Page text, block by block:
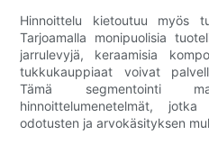
Hinnoittelu kietoutuu myös
Tarjoamalla monipuolisia
jarrulevyjä, keraamisia
tukkukauppiaat voivat
Tämä segmentointi
hinnoittelumenetelmät,
odotusten ja arvokäsityksen